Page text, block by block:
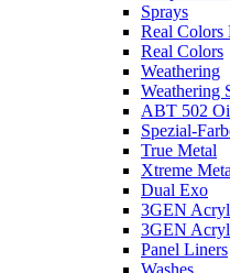
Sprays
Real Colors
Real Colors
Weathering
Weathering
ABT 502
Spezial-
True Metal
Xtreme
Dual Exo
3GEN
3GEN
Panel Liners
Washes